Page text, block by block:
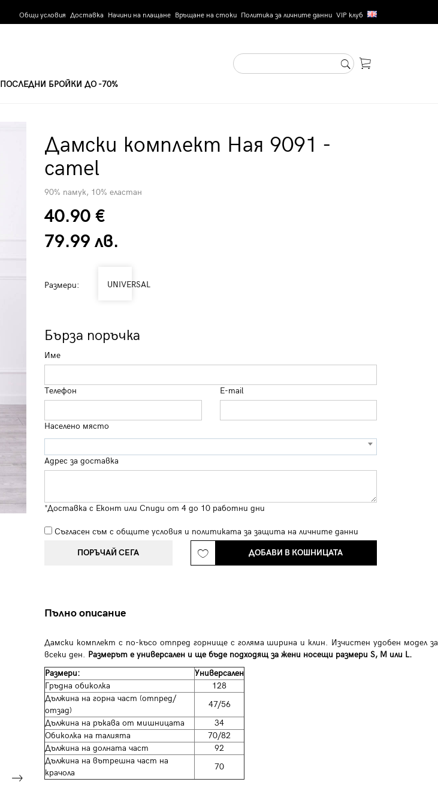
Общи условия Доставка Начини на плащане Връщане на стоки Политика за личните данни VIP клуб
ПОСЛЕДНИ БРОЙКИ ДО -70%
Дамски комплект Ная 9091 -
camel
90% памук, 10% еластан
40.90 €
79.99 лв.
Размери: UNIVERSAL
Бърза поръчка
Име
Телефон E-mail
Населено място
Адрес за доставка
*Доставка с Еконт или Спиди от 4 до 10 работни дни
Съгласен съм с общите условия и политиката за защита на личните данни
ПОРЪЧАЙ СЕГА ДОБАВИ В КОШНИЦАТА
Пълно описание
Дамски комплект с по-късо отпред горнище с голяма ширина и клин. Изчистен удобен модел за
всеки ден. Размерът е универсален и ще бъде подходящ за жени носещи размери S, M или L.
Размери:
Универсален
Гръдна обиколка
128
Дължина на горна част (отпред/
отзад)
47/56
Дължина на ръкава от мишницата
34
Обиколка на талията
70/82
Дължина на долната част
92
Дължина на вътрешна част на
крачола
70